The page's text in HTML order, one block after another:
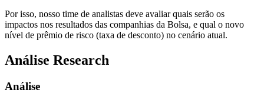
Por isso, nosso time de analistas deve avaliar quais serão os
impactos nos resultados das companhias da Bolsa, e qual o novo
nível de prêmio de risco (taxa de desconto) no cenário atual.
Análise Research
Análise